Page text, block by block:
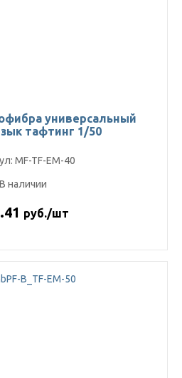
универсальный
тафтинг 1/50
MF-TF-EM-40
В наличии
руб./шт